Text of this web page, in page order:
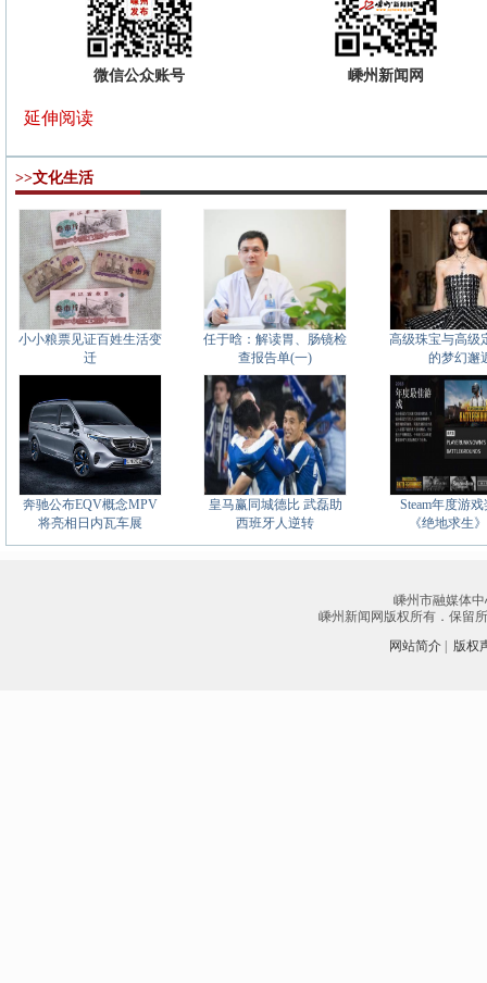
微信公众账号 嵊州新闻网
延伸阅读
>>文化生活
小小粮票见证百姓生活变
迁
任于晗：解读胃、肠镜检
查报告单(一)
高级珠宝与高级
的梦幻邂
奔驰公布EQV概念MPV
将亮相日内瓦车展
皇马赢同城德比 武磊助
西班牙人逆转
Steam年度游
《绝地求生
嵊州市融媒体
嵊州新闻网版权所有．保留
网站简介
版权